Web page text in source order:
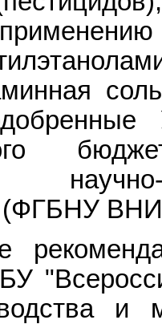
(ФГБНУ
и